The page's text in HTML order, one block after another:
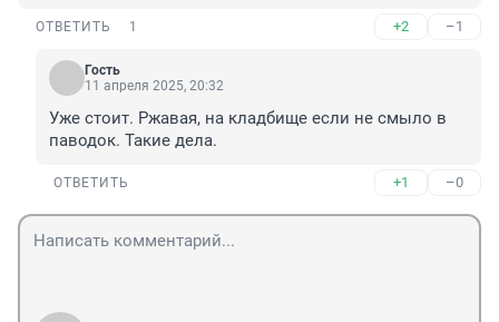
ОТВЕТИТЬ 1 +2 –1
Гость
11 апреля 2025, 20:32
Уже стоит. Ржавая, на кладбище если не смыло в
паводок. Такие дела.
ОТВЕТИТЬ +1 –0